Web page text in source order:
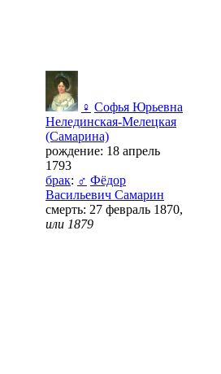
♀ Софья Юрьевна
Нелединская-Мелецкая
(Самарина)
рождение: 18 апрель
1793
брак: ♂ Фёдор
Васильевич Самарин
смерть: 27 февраль 1870,
или 1879